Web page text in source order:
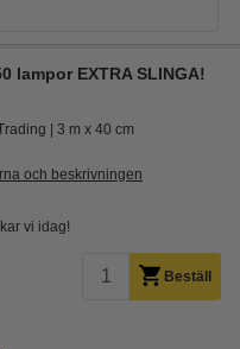
lampor EXTRA SLINGA!
3 m x 40 cm
och beskrivningen
vi idag!
Beställ